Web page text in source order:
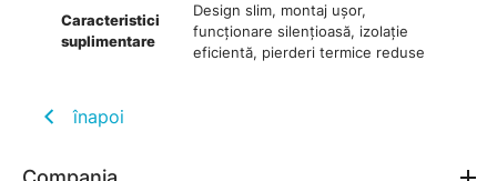
Caracteristici
suplimentare
Design slim, montaj ușor,
funcționare silențioasă, izolație
eficientă, pierderi termice reduse
înapoi